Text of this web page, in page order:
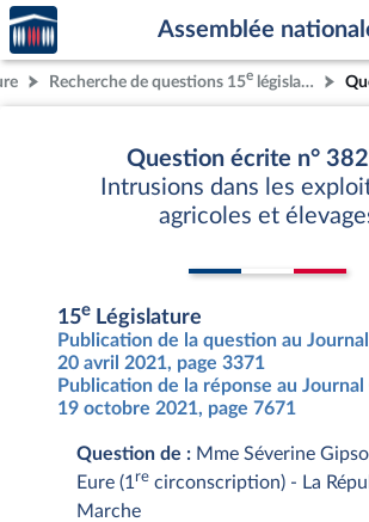
Aller au contenu
Aller en bas de la page
Accèder
à la
page
d'accueil
Assemblée
Recherche de questions 15e législature
Question écrite n°
Intrusions dans les
agricoles et
15e Législature
Publication de la question au
20 avril 2021, page 3371
Publication de la réponse au
19 octobre 2021, page 7671
Question de : Mme Séverine
Eure (1 re circonscription) - La
Marche